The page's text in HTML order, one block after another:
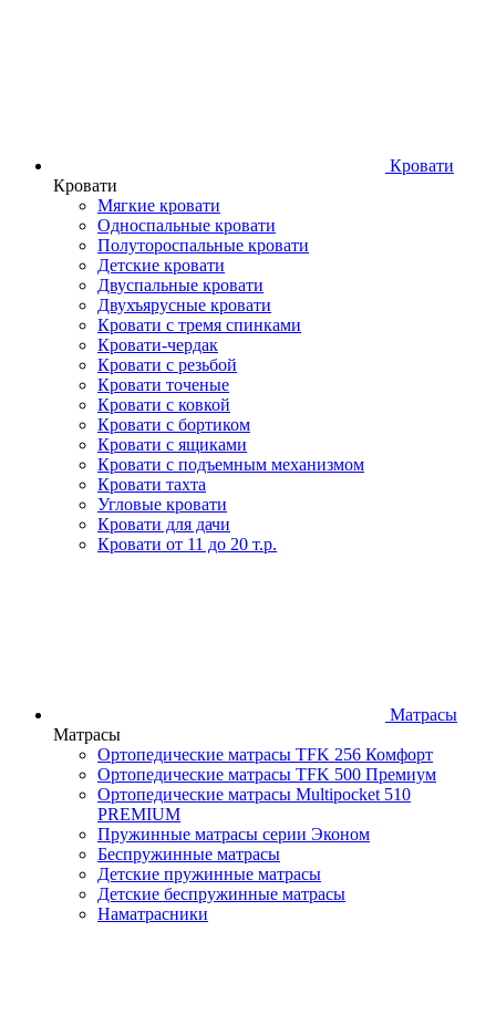
Кровати
Кровати
Мягкие кровати
Односпальные кровати
Полутороспальные кровати
Детские кровати
Двуспальные кровати
Двухъярусные кровати
Кровати с тремя спинками
Кровати-чердак
Кровати с резьбой
Кровати точеные
Кровати с ковкой
Кровати с бортиком
Кровати с ящиками
Кровати с подъемным механизмом
Кровати тахта
Угловые кровати
Кровати для дачи
Кровати от 11 до 20 т.р.
Матрасы
Матрасы
Ортопедические матрасы TFK 256 Комфорт
Ортопедические матрасы TFK 500 Премиум
Ортопедические матрасы Multipocket 510
PREMIUM
Пружинные матрасы серии Эконом
Беспружинные матрасы
Детские пружинные матрасы
Детские беспружинные матрасы
Наматрасники